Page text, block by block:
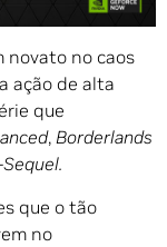
na nuvem.
novato no caos
ação de alta
que
, Borderlands
que o tão
no